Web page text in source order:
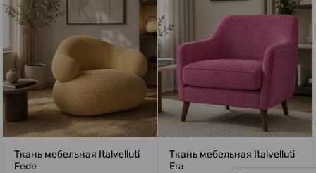
Ткань мебельная Italvelluti
Fede
Ткань мебельная Italvelluti
Era